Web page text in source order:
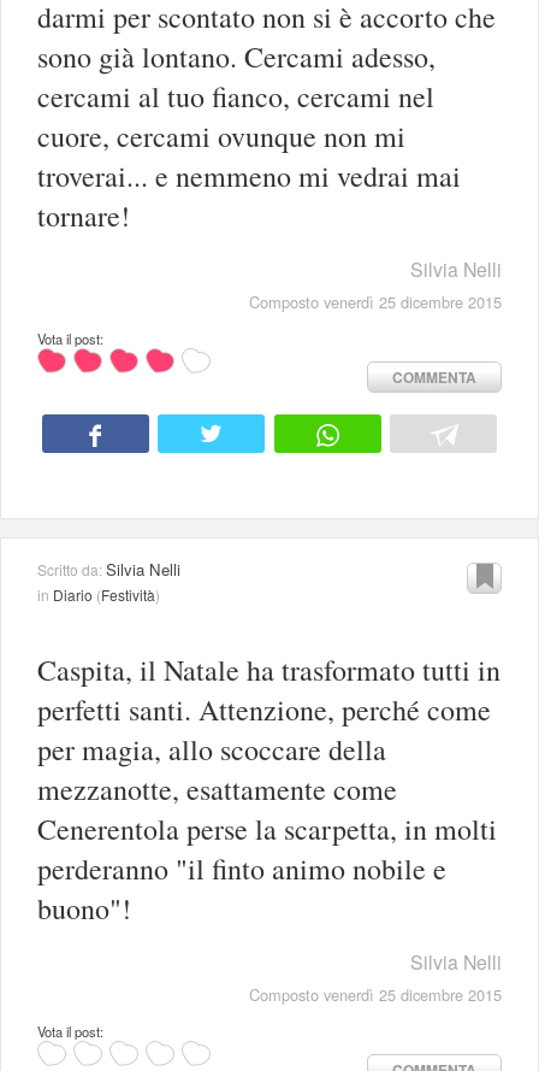
darmi per scontato non si è accorto che
sono già lontano. Cercami adesso,
cercami al tuo fianco, cercami nel
cuore, cercami ovunque non mi
troverai... e nemmeno mi vedrai mai
tornare!
Silvia Nelli
Composto venerdì 25 dicembre 2015
Vota il post:
COMMENTA
Scritto da:Silvia Nelli
in Diario (Festività)
Caspita, il Natale ha trasformato tutti in
perfetti santi. Attenzione, perché come
per magia, allo scoccare della
mezzanotte, esattamente come
Cenerentola perse la scarpetta, in molti
perderanno "il finto animo nobile e
buono"!
Silvia Nelli
Composto venerdì 25 dicembre 2015
Vota il post: